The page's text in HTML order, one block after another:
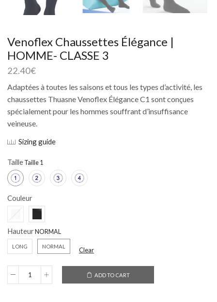
Venoflex Chaussettes Élégance |
HOMME- CLASSE 3
22.40€
Adaptées à toutes les saisons et tous les types d’activité, les
chaussettes Thuasne Venoflex Élégance C1 sont conçues
spécialement pour les hommes souffrant d’insuffisance
veineuse.
Sizing guide
Taille
Couleur
Hauteur
LONG NORMAL Clear
ADD TO CART